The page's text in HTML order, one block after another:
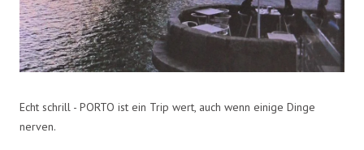
Echt schrill - PORTO ist ein Trip wert, auch wenn einige Dinge
nerven.